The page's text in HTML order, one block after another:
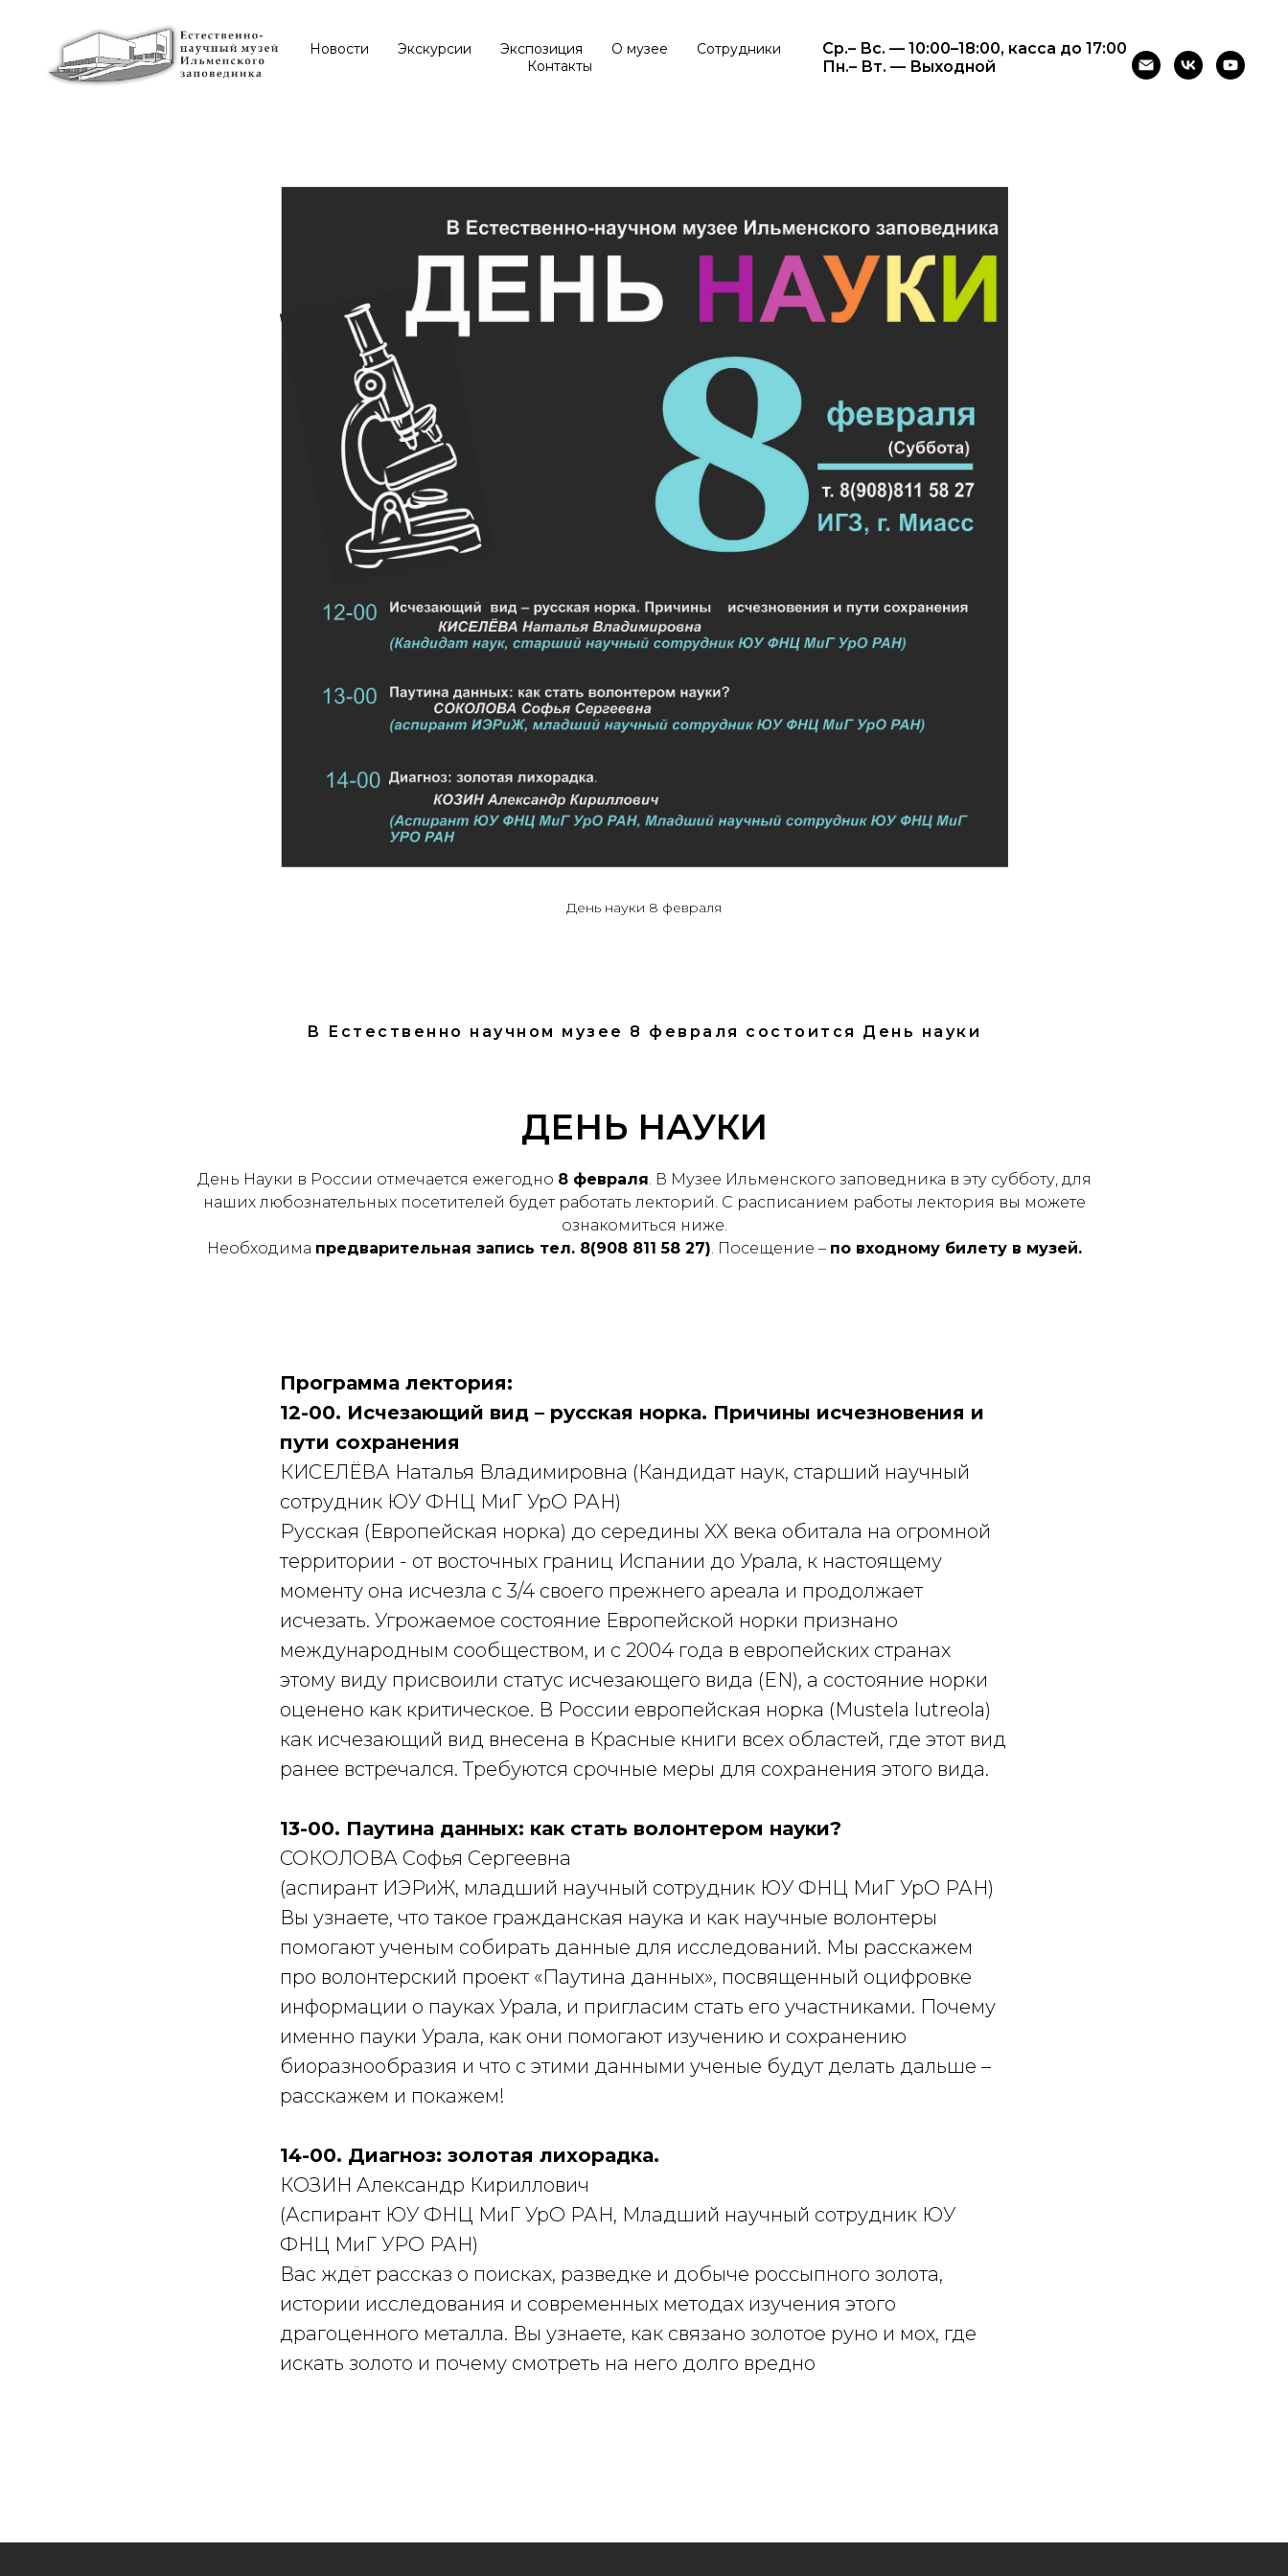
Новости Экскурсии Экспозиция О музее
Сотрудники
Контакты
Ср.– Вс. — 10:00–18:00, касса до 17:00
Пн.– Вт. — Выходной
День науки 8 февраля
В Естественно научном музее 8 февраля состоится День науки
ДЕНЬ НАУКИ
День Науки в России отмечается ежегодно 8 февраля. В Музее Ильменского заповедника в эту субботу, для
наших любознательных посетителей будет работать лекторий. С расписанием работы лектория вы можете
ознакомиться ниже.
Необходима предварительная запись тел. 8(908 811 58 27). Посещение – по входному билету в музей.
Программа лектория:
12-00. Исчезающий вид – русская норка. Причины исчезновения и
пути сохранения
КИСЕЛЁВА Наталья Владимировна (Кандидат наук, старший научный
сотрудник ЮУ ФНЦ МиГ УрО РАН)
Русская (Европейская норка) до середины XX века обитала на огромной
территории - от восточных границ Испании до Урала, к настоящему
моменту она исчезла с 3/4 своего прежнего ареала и продолжает
исчезать. Угрожаемое состояние Европейской норки признано
международным сообществом, и с 2004 года в европейских странах
этому виду присвоили статус исчезающего вида (EN), а состояние норки
оценено как критическое. В России европейская норка (Mustela lutreola)
как исчезающий вид внесена в Красные книги всех областей, где этот вид
ранее встречался. Требуются срочные меры для сохранения этого вида.
13-00. Паутина данных: как стать волонтером науки?
СОКОЛОВА Софья Сергеевна
(аспирант ИЭРиЖ, младший научный сотрудник ЮУ ФНЦ МиГ УрО РАН)
Вы узнаете, что такое гражданская наука и как научные волонтеры
помогают ученым собирать данные для исследований. Мы расскажем
про волонтерский проект «Паутина данных», посвященный оцифровке
информации о пауках Урала, и пригласим стать его участниками. Почему
именно пауки Урала, как они помогают изучению и сохранению
биоразнообразия и что с этими данными ученые будут делать дальше –
расскажем и покажем!
14-00. Диагноз: золотая лихорадка.
КОЗИН Александр Кириллович
(Аспирант ЮУ ФНЦ МиГ УрО РАН, Младший научный сотрудник ЮУ
ФНЦ МиГ УРО РАН)
Вас ждёт рассказ о поисках, разведке и добыче россыпного золота,
истории исследования и современных методах изучения этого
драгоценного металла. Вы узнаете, как связано золотое руно и мох, где
искать золото и почему смотреть на него долго вредно